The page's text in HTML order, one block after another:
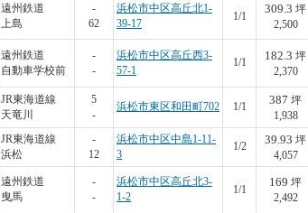
遠州鉄道
上島
-
62
浜松市中区高丘北1-
39-17
1/1
309.3 坪
2,500
遠州鉄道
自動車学校前
-
-
浜松市中区高丘西3-
57-1
1/1
182.3 坪
2,370
JR東海道線
天竜川
5
-
浜松市東区和田町702 1/1
387 坪
1,938
JR東海道線
浜松
-
12
浜松市中区中島1-11-
3
1/2
39.93 坪
4,057
遠州鉄道
曳馬
-
-
浜松市中区高丘北3-
1-2
1/1
169 坪
2,492